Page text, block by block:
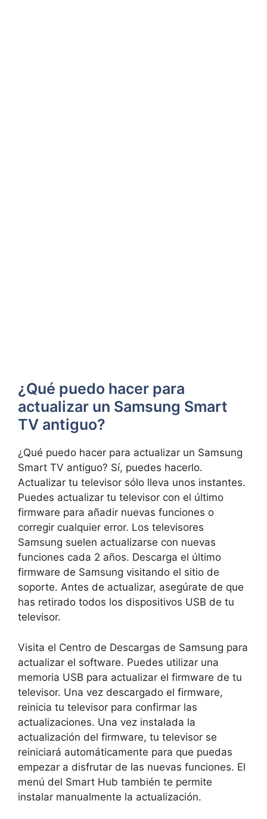
¿Qué puedo hacer para
actualizar un Samsung Smart
TV antiguo?
¿Qué puedo hacer para actualizar un Samsung
Smart TV antiguo? Sí, puedes hacerlo.
Actualizar tu televisor sólo lleva unos instantes.
Puedes actualizar tu televisor con el último
firmware para añadir nuevas funciones o
corregir cualquier error. Los televisores
Samsung suelen actualizarse con nuevas
funciones cada 2 años. Descarga el último
firmware de Samsung visitando el sitio de
soporte. Antes de actualizar, asegúrate de que
has retirado todos los dispositivos USB de tu
televisor.
Visita el Centro de Descargas de Samsung para
actualizar el software. Puedes utilizar una
memoria USB para actualizar el firmware de tu
televisor. Una vez descargado el firmware,
reinicia tu televisor para confirmar las
actualizaciones. Una vez instalada la
actualización del firmware, tu televisor se
reiniciará automáticamente para que puedas
empezar a disfrutar de las nuevas funciones. El
menú del Smart Hub también te permite
instalar manualmente la actualización.